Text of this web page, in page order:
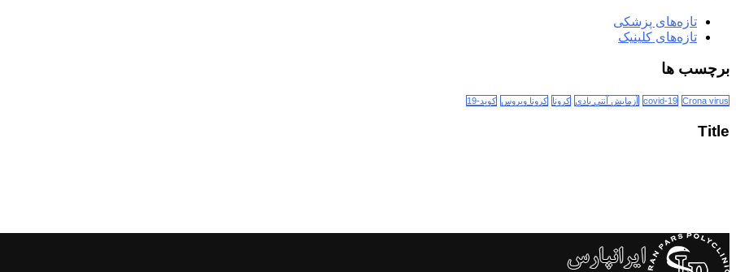
تازه‌های پزشکی
تازه‌های کلینیک
برچسب ها
covid-19 Crona virus آزمایش آنتی بادی کرونا کرونا ویروس کوید-19
Title